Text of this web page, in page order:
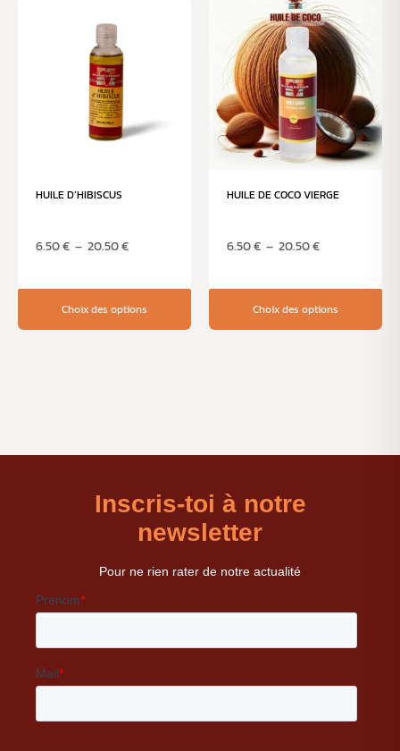
HUILE D’HIBISCUS
6.50€ – 20.50€
Choix des options
HUILE DE COCO VIERGE
6.50€ – 20.50€
Choix des options